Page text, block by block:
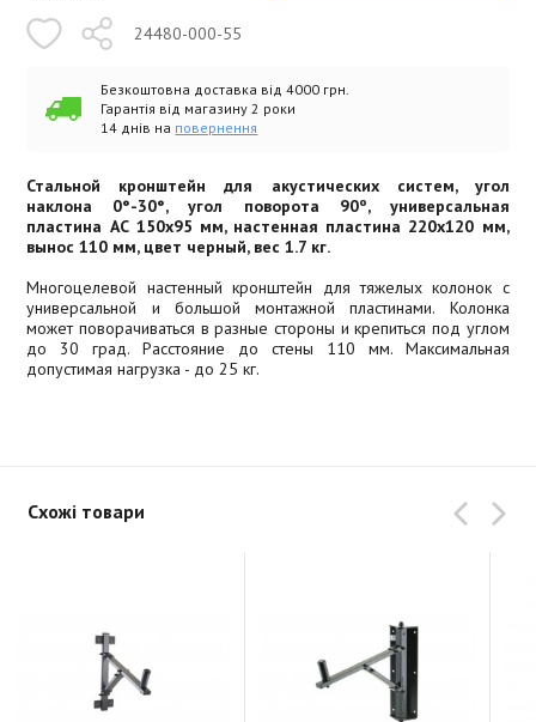
24480-000-55
Безкоштовна доставка від 4000 грн.
Гарантія від магазину 2 роки
14 днів на повернення
Стальной кронштейн для акустических систем, угол
наклона 0°-30°, угол поворота 90º, универсальная
пластина АС 150x95 мм, настенная пластина 220x120 мм,
вынос 110 мм, цвет черный, вес 1.7 кг.
Многоцелевой настенный кронштейн для тяжелых колонок с
универсальной и большой монтажной пластинами. Колонка
может поворачиваться в разные стороны и крепиться под углом
до 30 град. Расстояние до стены 110 мм. Максимальная
допустимая нагрузка - до 25 кг.
Схожі товари